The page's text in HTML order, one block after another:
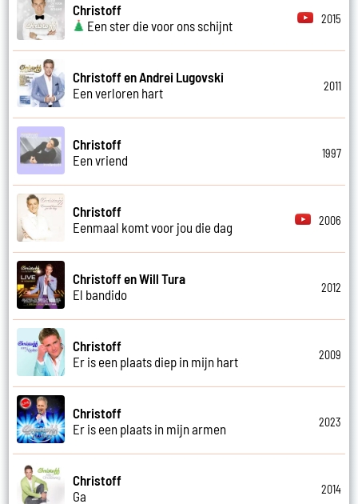
Christoff
Een ster die voor ons schijnt
2015
Christoff en Andrei Lugovski
Een verloren hart
2011
Christoff
Een vriend
1997
Christoff
Eenmaal komt voor jou die dag
2006
Christoff en Will Tura
El bandido
2012
Christoff
Er is een plaats diep in mijn hart
2009
Christoff
Er is een plaats in mijn armen
2023
Christoff
Ga
2014